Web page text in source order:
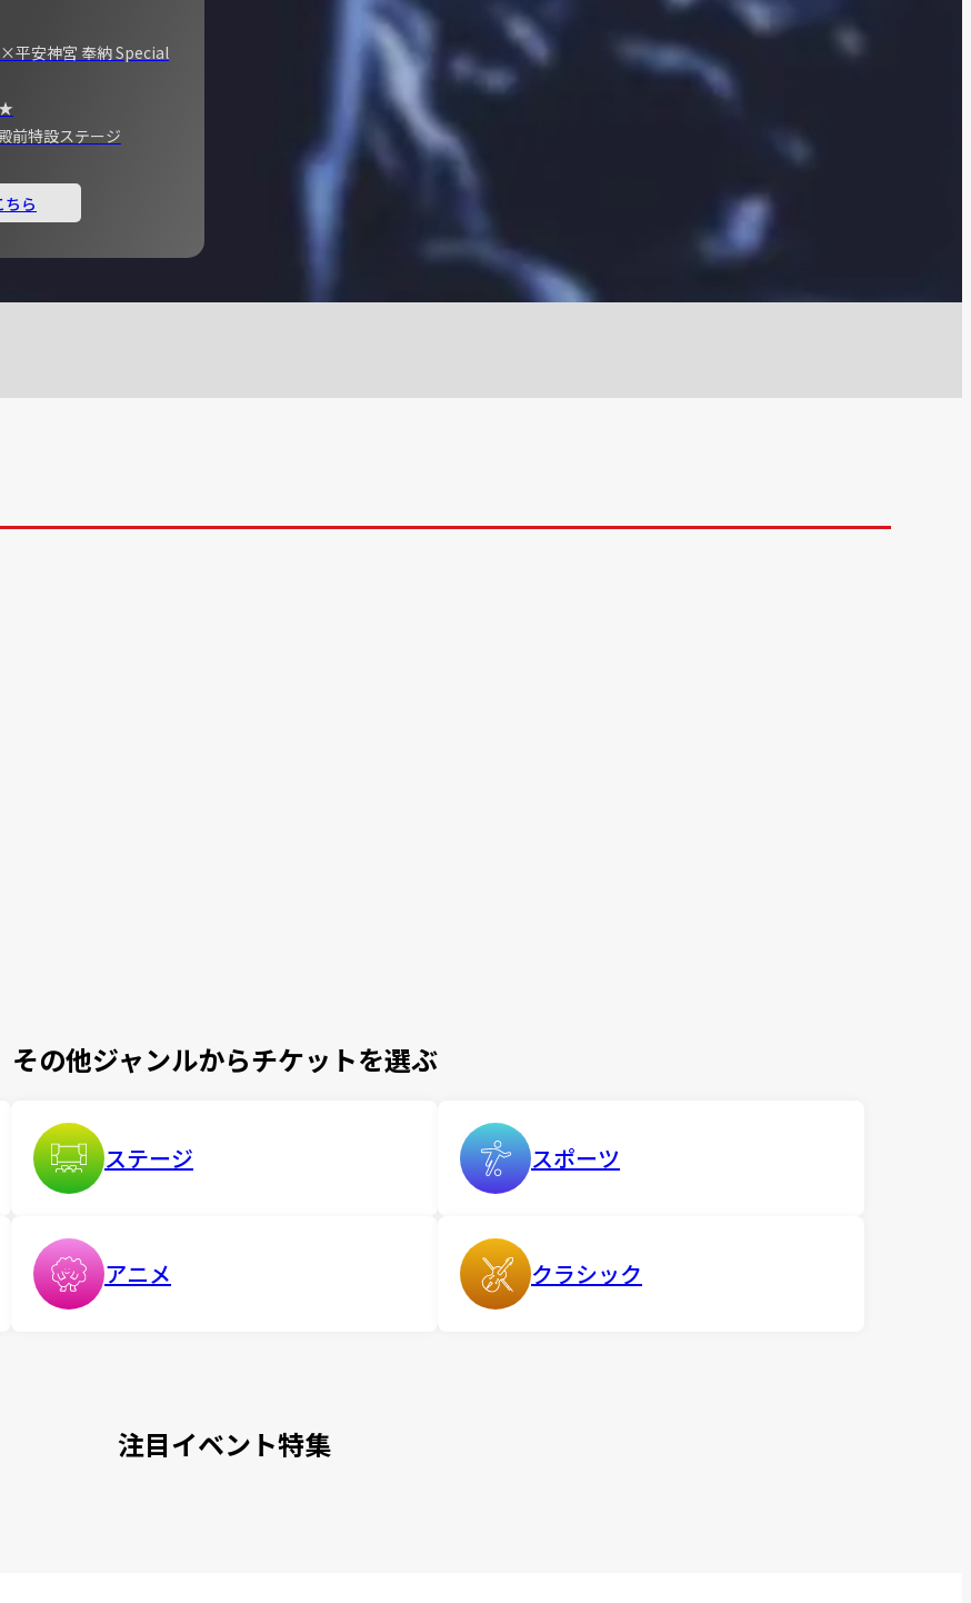
平安神宮 奉納 Special
前特設ステージ
ら
その他ジャンルからチケットを選ぶ
ステージ スポーツ
アニメ クラシック
注目イベント特集